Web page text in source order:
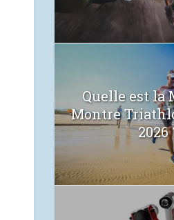
Quelle est la
Montre
2026